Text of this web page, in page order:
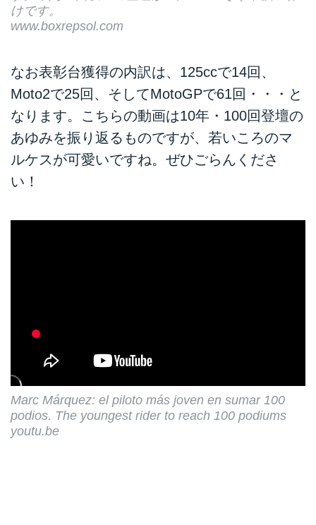
けです。
www.boxrepsol.com
なお表彰台獲得の内訳は、125ccで14回、
Moto2で25回、そしてMotoGPで61回・・・と
なります。こちらの動画は10年・100回登壇の
あゆみを振り返るものですが、若いころのマ
ルケスが可愛いですね。ぜひごらんくださ
い！
Marc Márquez: el piloto más joven en sumar 100
podios. The youngest rider to reach 100 podiums
youtu.be